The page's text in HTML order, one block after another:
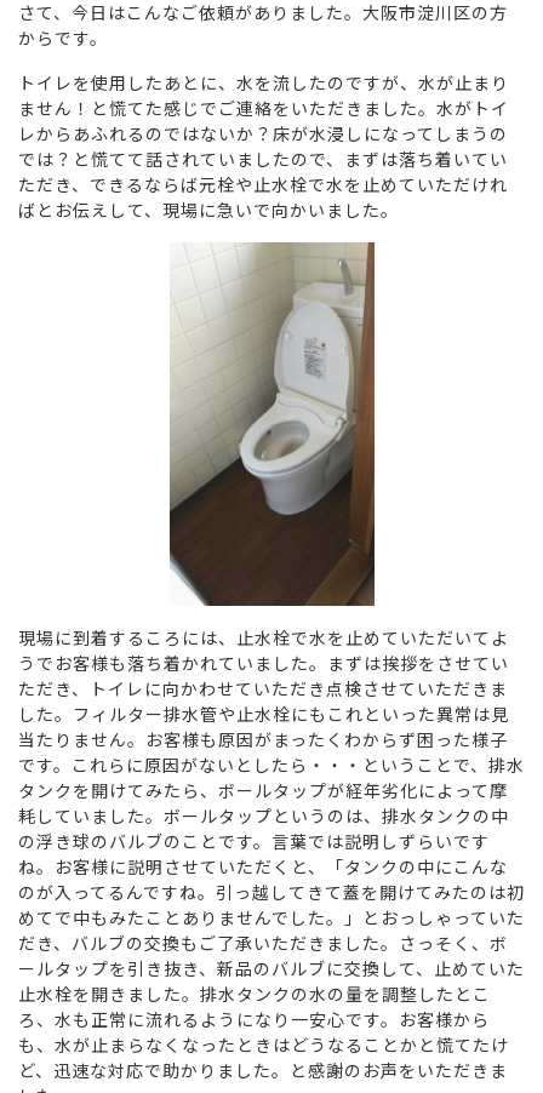
さて、今日はこんなご依頼がありました。大阪市淀川区の方
からです。
トイレを使用したあとに、水を流したのですが、水が止まり
ません！と慌てた感じでご連絡をいただきました。水がトイ
レからあふれるのではないか？床が水浸しになってしまうの
では？と慌てて話されていましたので、まずは落ち着いてい
ただき、できるならば元栓や止水栓で水を止めていただけれ
ばとお伝えして、現場に急いで向かいました。
現場に到着するころには、止水栓で水を止めていただいてよ
うでお客様も落ち着かれていました。まずは挨拶をさせてい
ただき、トイレに向かわせていただき点検させていただきま
した。フィルター排水管や止水栓にもこれといった異常は見
当たりません。お客様も原因がまったくわからず困った様子
です。これらに原因がないとしたら・・・ということで、排水
タンクを開けてみたら、ボールタップが経年劣化によって摩
耗していました。ボールタップというのは、排水タンクの中
の浮き球のバルブのことです。言葉では説明しずらいです
ね。お客様に説明させていただくと、「タンクの中にこんな
のが入ってるんですね。引っ越してきて蓋を開けてみたのは初
めてで中もみたことありませんでした。」とおっしゃっていた
だき、バルブの交換もご了承いただきました。さっそく、ボ
ールタップを引き抜き、新品のバルブに交換して、止めていた
止水栓を開きました。排水タンクの水の量を調整したとこ
ろ、水も正常に流れるようになり一安心です。お客様から
も、水が止まらなくなったときはどうなることかと慌てたけ
ど、迅速な対応で助かりました。と感謝のお声をいただきま